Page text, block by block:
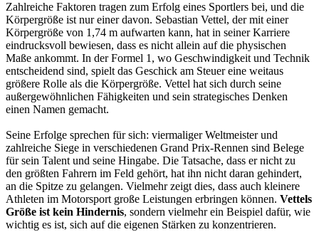
Zahlreiche Faktoren tragen zum Erfolg eines Sportlers bei, und die
Körpergröße ist nur einer davon. Sebastian Vettel, der mit einer
Körpergröße von 1,74 m aufwarten kann, hat in seiner Karriere
eindrucksvoll bewiesen, dass es nicht allein auf die physischen
Maße ankommt. In der Formel 1, wo Geschwindigkeit und Technik
entscheidend sind, spielt das Geschick am Steuer eine weitaus
größere Rolle als die Körpergröße. Vettel hat sich durch seine
außergewöhnlichen Fähigkeiten und sein strategisches Denken
einen Namen gemacht.
Seine Erfolge sprechen für sich: viermaliger Weltmeister und
zahlreiche Siege in verschiedenen Grand Prix-Rennen sind Belege
für sein Talent und seine Hingabe. Die Tatsache, dass er nicht zu
den größten Fahrern im Feld gehört, hat ihn nicht daran gehindert,
an die Spitze zu gelangen. Vielmehr zeigt dies, dass auch kleinere
Athleten im Motorsport große Leistungen erbringen können. Vettels
Größe ist kein Hindernis, sondern vielmehr ein Beispiel dafür, wie
wichtig es ist, sich auf die eigenen Stärken zu konzentrieren.